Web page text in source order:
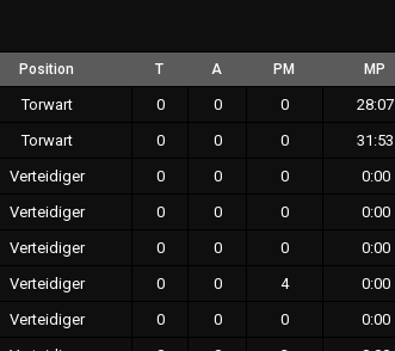
Position T A PM MP
Torwart 0 0 0 28:07
Torwart 0 0 0 31:53
Verteidiger 0 0 0 0:00
Verteidiger 0 0 0 0:00
Verteidiger 0 0 0 0:00
Verteidiger 0 0 4 0:00
Verteidiger 0 0 0 0:00